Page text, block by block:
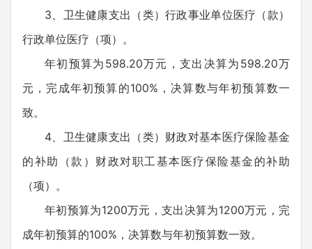
3、卫生健康支出（类）行政事业单位医疗（款）
行政单位医疗（项）。
年初预算为598.20万元，支出决算为598.20万
元，完成年初预算的100%，决算数与年初预算数一
致。
4、卫生健康支出（类）财政对基本医疗保险基金
的补助（款）财政对职工基本医疗保险基金的补助
（项）。
年初预算为1200万元，支出决算为1200万元，完
成年初预算的100%，决算数与年初预算数一致。